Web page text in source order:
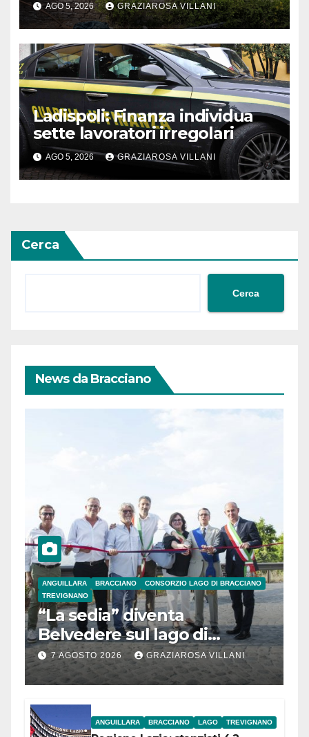
AGO 5, 2026 GRAZIAROSA VILLANI
Ladispoli: Finanza individua
sette lavoratori irregolari
AGO 5, 2026 GRAZIAROSA VILLANI
Cerca
Cerca
News da Bracciano
ANGUILLARA BRACCIANO
CONSORZIO LAGO DI BRACCIANO
TREVIGNANO
“La sedia” diventa
Belvedere sul lago di
Bracciano: ieri
l’inaugurazione
7 AGOSTO 2026 GRAZIAROSA VILLANI
ANGUILLARA BRACCIANO LAGO TREVIGNANO